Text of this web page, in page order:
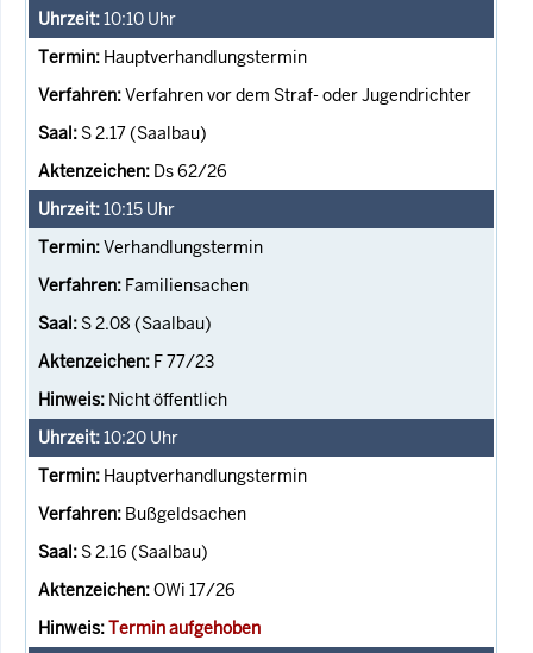
10:10 Uhr
Hauptverhandlungstermin
Verfahren vor dem Straf- oder Jugendrichter
S 2.17 (Saalbau)
Ds 62/26
10:15 Uhr
Verhandlungstermin
Familiensachen
S 2.08 (Saalbau)
F 77/23
Nicht öffentlich
10:20 Uhr
Hauptverhandlungstermin
Bußgeldsachen
S 2.16 (Saalbau)
OWi 17/26
Termin aufgehoben